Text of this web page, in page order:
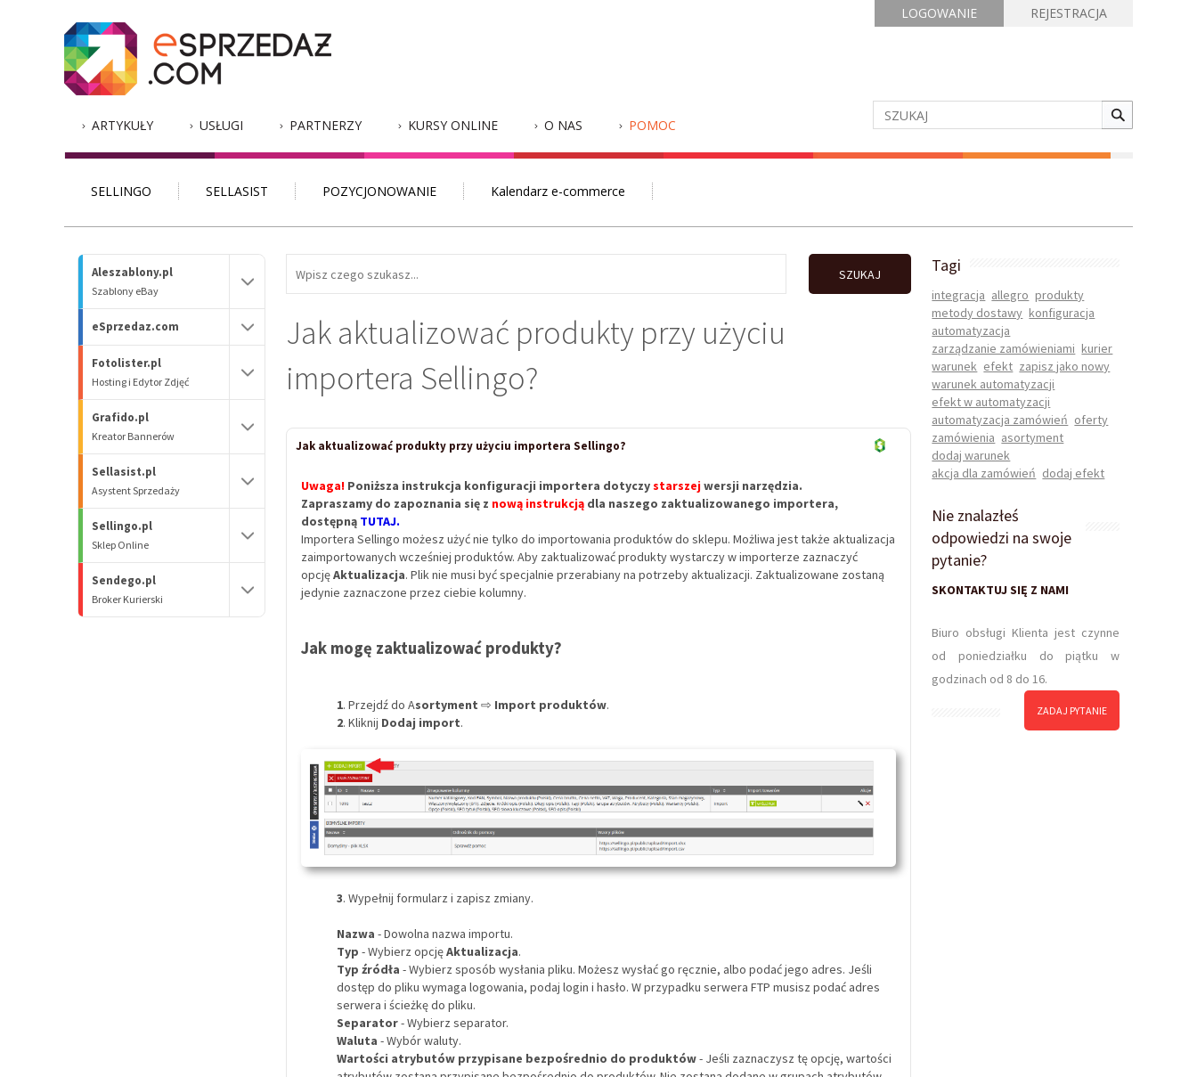
REJESTRACJA
LOGOWANIE
ARTYKUŁY USŁUGI PARTNERZY KURSY ONLINE O NAS POMOC
SELLINGO SELLASIST POZYCJONOWANIE Kalendarz e-commerce
Aleszablony.pl
Szablony eBay
eSprzedaz.com
Fotolister.pl
Hosting i Edytor Zdjęć
Grafido.pl
Kreator Bannerów
Sellasist.pl
Asystent Sprzedaży
Sellingo.pl
Sklep Online
Sendego.pl
Broker Kurierski
SZUKAJ
Jak aktualizować produkty przy użyciu
importera Sellingo?
Jak aktualizować produkty przy użyciu importera Sellingo?
Uwaga!Poniższa instrukcja konfiguracji importera dotyczystarszejwersji narzędzia.
Zapraszamy do zapoznania się z nową instrukcjądla naszego zaktualizowanego importera,
dostępną TUTAJ.
Importera Sellingo możesz użyć nie tylko do importowania produktów do sklepu. Możliwa jest także aktualizacja
zaimportowanych wcześniej produktów. Aby zaktualizować produkty wystarczy w importerze zaznaczyć
opcjęAktualizacja. Plik nie musi być specjalnie przerabiany na potrzeby aktualizacji. Zaktualizowane zostaną
jedynie zaznaczone przez ciebie kolumny.
Jak mogę zaktualizować produkty?
1. Przejdź do Asortyment ⇨ Import produktów.
2. Kliknij Dodaj import.
3. Wypełnij formularz i zapisz zmiany.
Nazwa - Dowolna nazwa importu.
Typ - Wybierz opcjęAktualizacja.
Typ źródła - Wybierz sposób wysłania pliku. Możesz wysłać go ręcznie, albo podać jego adres. Jeśli
dostęp do pliku wymaga logowania, podaj login i hasło. W przypadku serwera FTP musisz podać adres
serwera i ścieżkę do pliku.
Separator- Wybierz separator.
Waluta - Wybór waluty.
Wartości atrybutów przypisane bezpośrednio do produktów- Jeśli zaznaczysz tę opcję, wartości
Tagi
integracja allegro produkty
metody dostawy konfiguracja
automatyzacja
zarządzanie zamówieniami kurier
warunek efekt zapisz jako nowy
warunek automatyzacji
efekt w automatyzacji
automatyzacja zamówień oferty
zamówienia asortyment
dodaj warunek
akcja dla zamówień dodaj efekt
Nie znalazłeś
odpowiedzi na swoje
pytanie?
SKONTAKTUJ SIĘ Z NAMI
Biuro obsługi Klienta jest czynne
od poniedziałku do piątku w
godzinach od 8 do 16.
ZADAJ PYTANIE